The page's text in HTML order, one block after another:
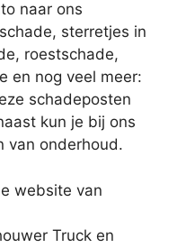
naar ons
sterretjes in
roestschade,
en nog veel meer:
schadeposten
kun je bij ons
van onderhoud.
website van
Truck en